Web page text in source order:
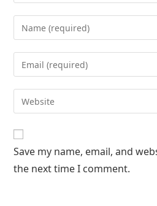
Save my name, email, and
the next time I comment.